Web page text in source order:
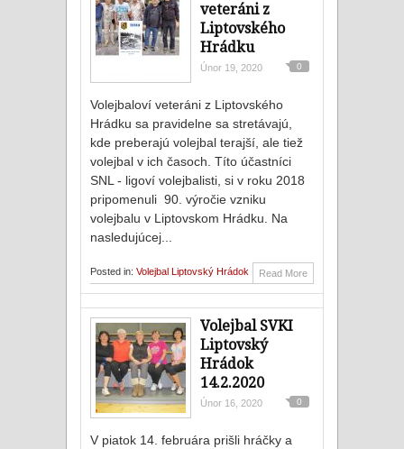
veteráni z
Liptovského
Hrádku
Únor 19, 2020 0
Volejbaloví veteráni z Liptovského
Hrádku sa pravidelne sa stretávajú,
kde preberajú volejbal terajší, ale tiež
volejbal v ich časoch. Títo účastníci
SNL - ligoví volejbalisti, si v roku 2018
pripomenuli 90. výročie vzniku
volejbalu v Liptovskom Hrádku. Na
nasledujúcej...
Posted in: Volejbal Liptovský Hrádok Read More
Volejbal SVKI
Liptovský
Hrádok
14.2.2020
Únor 16, 2020 0
V piatok 14. februára prišli hráčky a